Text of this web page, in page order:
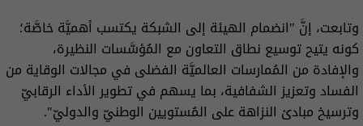
وتابعت، إنَّ "انضمام الهيئة إلى الشبكة يكتسب أهميَّة خاصَّة؛
كونه يتيح توسيع نطاق التعاون مع المُؤسَّسات النظيرة،
والإفادة من المُمارسات العالميَّة الفضلى في مجالات الوقاية من
الفساد وتعزيز الشفافية، بما يسهم في تطوير الأداء الرقابيّ
وترسيخ مبادئ النزاهة على المُستويين الوطنيّ والدوليّ".